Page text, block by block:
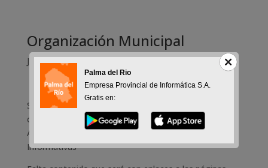
Organización Municipal
Jul 29, 2015
Se accede a la información correspondiente a los
órgamnos de gobierno del Ayuntamiento, es decir:
Alcalde, Pleno, Junta de Gobierno Local y Comisiónes
Informativas
Palma del Rio
Empresa Provincial de Informática S.A.
Gratis en: